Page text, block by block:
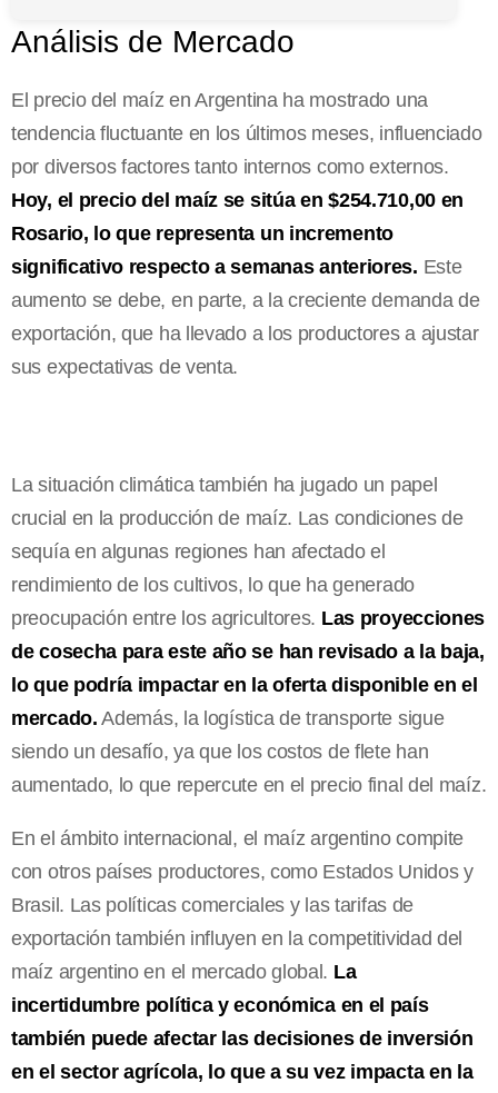
Análisis de Mercado
El precio del maíz en Argentina ha mostrado una
tendencia fluctuante en los últimos meses, influenciado
por diversos factores tanto internos como externos.
Hoy, el precio del maíz se sitúa en $254.710,00 en
Rosario, lo que representa un incremento
significativo respecto a semanas anteriores. Este
aumento se debe, en parte, a la creciente demanda de
exportación, que ha llevado a los productores a ajustar
sus expectativas de venta.
La situación climática también ha jugado un papel
crucial en la producción de maíz. Las condiciones de
sequía en algunas regiones han afectado el
rendimiento de los cultivos, lo que ha generado
preocupación entre los agricultores. Las proyecciones
de cosecha para este año se han revisado a la baja,
lo que podría impactar en la oferta disponible en el
mercado. Además, la logística de transporte sigue
siendo un desafío, ya que los costos de flete han
aumentado, lo que repercute en el precio final del maíz.
En el ámbito internacional, el maíz argentino compite
con otros países productores, como Estados Unidos y
Brasil. Las políticas comerciales y las tarifas de
exportación también influyen en la competitividad del
maíz argentino en el mercado global. La
incertidumbre política y económica en el país
también puede afectar las decisiones de inversión
en el sector agrícola, lo que a su vez impacta en la